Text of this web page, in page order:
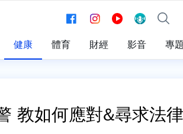
健康 體育 財經 影音 專題
教如何應對&尋求法